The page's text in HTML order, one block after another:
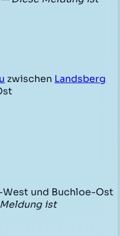
zwischen Landsberg
West und Buchloe-Ost
ist